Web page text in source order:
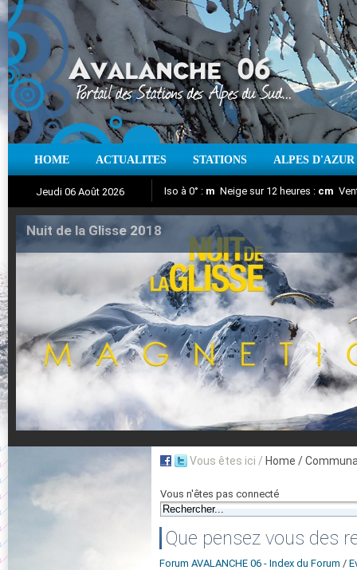
HOME ACTUALITES STATIONS ALPES D'AZUR
Jeudi 06 Août 2026
Aujourd'hui : T° Min : °C T° Max :°C
Iso à 0° : m Neige sur 12 heures : cm
Suivez en direct l'actualité des stations
Nuit de la Glisse 2018
Vous êtes ici / Home /
Vous n'êtes pas connecté
Que pensez vous des
Forum AVALANCHE 06 - Index du Forum /